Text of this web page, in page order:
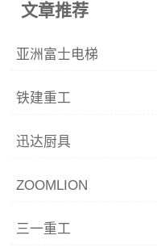
文章推荐
亚洲富士电梯
铁建重工
迅达厨具
ZOOMLION
三一重工